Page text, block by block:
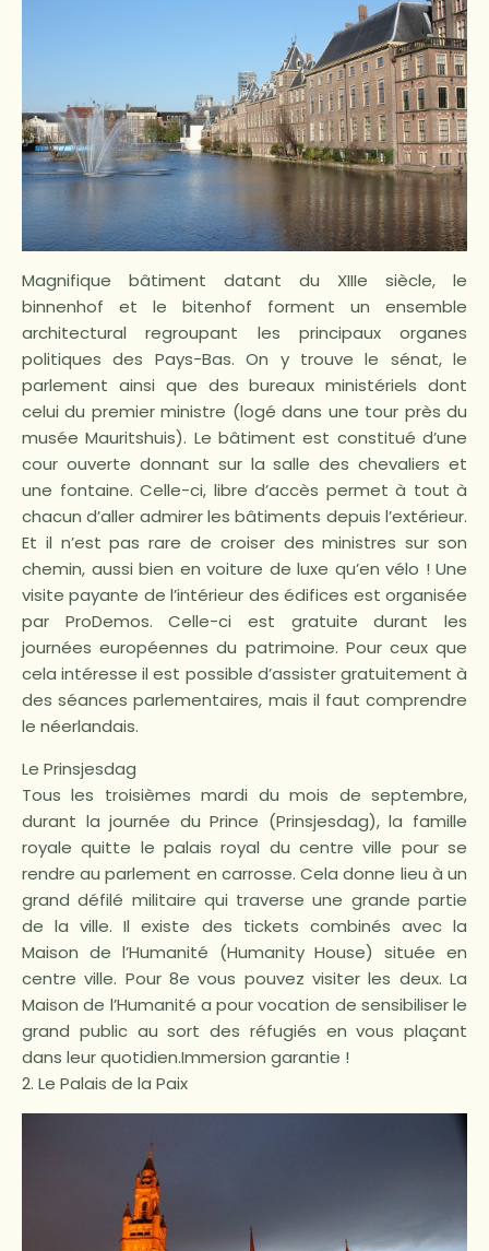
Magnifique bâtiment datant du XIIIe siècle, le
binnenhof et le bitenhof forment un ensemble
architectural regroupant les principaux organes
politiques des Pays-Bas. On y trouve le sénat, le
parlement ainsi que des bureaux ministériels dont
celui du premier ministre (logé dans une tour près du
musée Mauritshuis). Le bâtiment est constitué d’une
cour ouverte donnant sur la salle des chevaliers et
une fontaine. Celle-ci, libre d’accès permet à tout à
chacun d’aller admirer les bâtiments depuis l’extérieur.
Et il n’est pas rare de croiser des ministres sur son
chemin, aussi bien en voiture de luxe qu’en vélo ! Une
visite payante de l’intérieur des édifices est organisée
par ProDemos. Celle-ci est gratuite durant les
journées européennes du patrimoine. Pour ceux que
cela intéresse il est possible d’assister gratuitement à
des séances parlementaires, mais il faut comprendre
le néerlandais.
Le Prinsjesdag
Tous les troisièmes mardi du mois de septembre,
durant la journée du Prince (Prinsjesdag), la famille
royale quitte le palais royal du centre ville pour se
rendre au parlement en carrosse. Cela donne lieu à un
grand défilé militaire qui traverse une grande partie
de la ville. Il existe des tickets combinés avec la
Maison de l’Humanité (Humanity House) située en
centre ville. Pour 8e vous pouvez visiter les deux. La
Maison de l’Humanité a pour vocation de sensibiliser le
grand public au sort des réfugiés en vous plaçant
dans leur quotidien.Immersion garantie !
2. Le Palais de la Paix